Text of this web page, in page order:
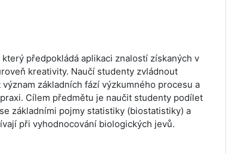
předpokládá aplikaci znalostí získaných v
kreativity. Naučí studenty zvládnout
základních fází výzkumného procesu a
Cílem předmětu je naučit studenty podílet
základními pojmy statistiky (biostatistiky) a
při vyhodnocování biologických jevů.